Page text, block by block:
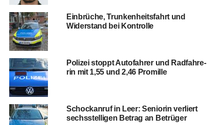
Ein­brü­che, Trun­ken­heits­fahrt und
Wider­stand bei Kontrolle
Poli­zei stoppt Auto­fah­rer und Rad­fah­re­
rin mit 1,55 und 2,46 Promille
Schock­an­ruf in Leer: Senio­rin ver­liert
sechs­stel­li­gen Betrag an Betrüger